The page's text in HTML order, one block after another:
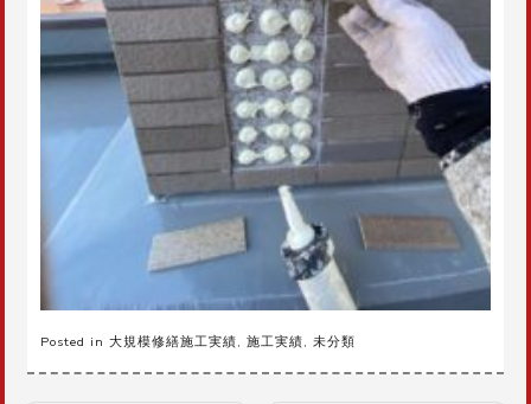
Posted in 大規模修繕施工実績, 施工実績, 未分類